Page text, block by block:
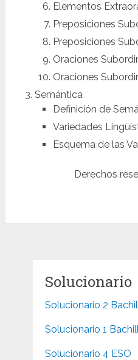
Elementos
Preposiciones
Preposiciones
Oraciones
Oraciones
Semántica
Definición de
Variedades
Esquema de las
Derechos
Solucionario
Solucionario 2
Solucionario 1
Solucionario 4 ESO